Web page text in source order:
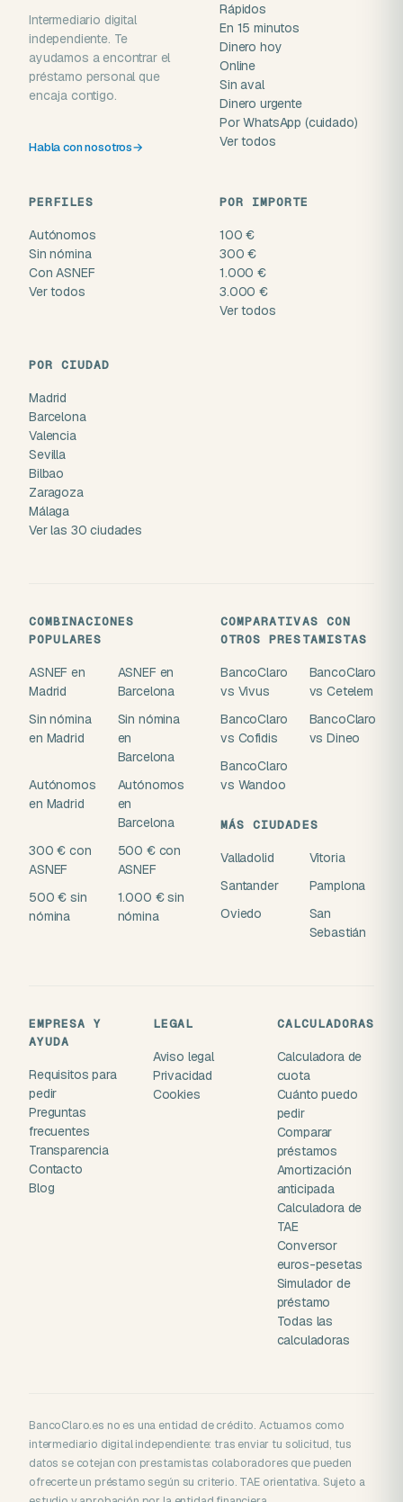
Intermediario digital
independiente. Te
ayudamos a encontrar el
préstamo personal que
encaja contigo.
Habla con nosotros→
Rápidos
En 15 minutos
Dinero hoy
Online
Sin aval
Dinero urgente
Por WhatsApp (cuidado)
Ver todos
PERFILES
Autónomos
Sin nómina
Con ASNEF
Ver todos
POR IMPORTE
100 €
300 €
1.000 €
3.000 €
Ver todos
POR CIUDAD
Madrid
Barcelona
Valencia
Sevilla
Bilbao
Zaragoza
Málaga
Ver las 30 ciudades
COMBINACIONES
POPULARES
ASNEF en
Madrid
ASNEF en
Barcelona
Sin nómina
en Madrid
Sin nómina
en
Barcelona
Autónomos
en Madrid
Autónomos
en
Barcelona
300 € con
ASNEF
500 € con
ASNEF
500 € sin
nómina
1.000 € sin
nómina
COMPARATIVAS CON
OTROS PRESTAMISTAS
BancoClaro
vs Vivus
BancoClaro
vs Cetelem
BancoClaro
vs Cofidis
BancoClaro
vs Dineo
BancoClaro
vs Wandoo
MÁS CIUDADES
Valladolid
Vitoria
Santander
Pamplona
Oviedo
San
Sebastián
EMPRESA Y
AYUDA
Requisitos para
pedir
Preguntas
frecuentes
Transparencia
Contacto
Blog
LEGAL
Aviso legal
Privacidad
Cookies
CALCULADORAS
Calculadora de
cuota
Cuánto puedo
pedir
Comparar
préstamos
Amortización
anticipada
Calculadora de
TAE
Conversor
euros-pesetas
Simulador de
préstamo
Todas las
calculadoras
BancoClaro.es no es una entidad de crédito. Actuamos como
intermediario digital independiente: tras enviar tu solicitud, tus
datos se cotejan con prestamistas colaboradores que pueden
ofrecerte un préstamo según su criterio. TAE orientativa. Sujeto a